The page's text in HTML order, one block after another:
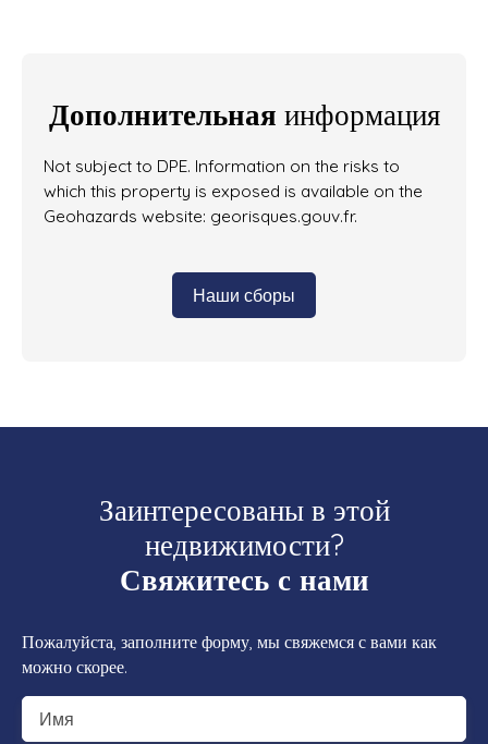
Дополнительная информация
Not subject to DPE. Information on the risks to
which this property is exposed is available on the
Geohazards website: georisques.gouv.fr.
Наши сборы
Заинтересованы в этой
недвижимости?
Свяжитесь с нами
Пожалуйста, заполните форму, мы свяжемся с вами как
можно скорее.
Имя